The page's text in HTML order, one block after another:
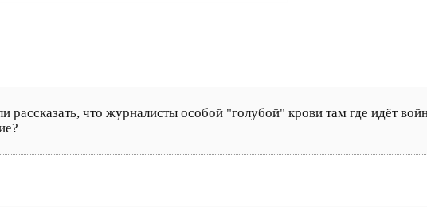
что журналисты особой "голубой" крови там где идёт